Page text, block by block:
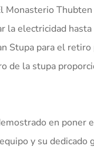
electricidad
Stupa para el
de la stupa
en
y su